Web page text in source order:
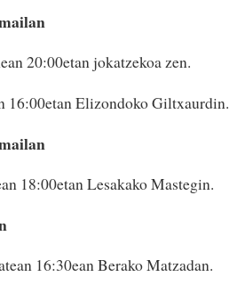
20:00etan jokatzekoa zen.
16:00etan Elizondoko Giltxaurdin.
18:00etan Lesakako Mastegin.
16:30ean Berako Matzadan.